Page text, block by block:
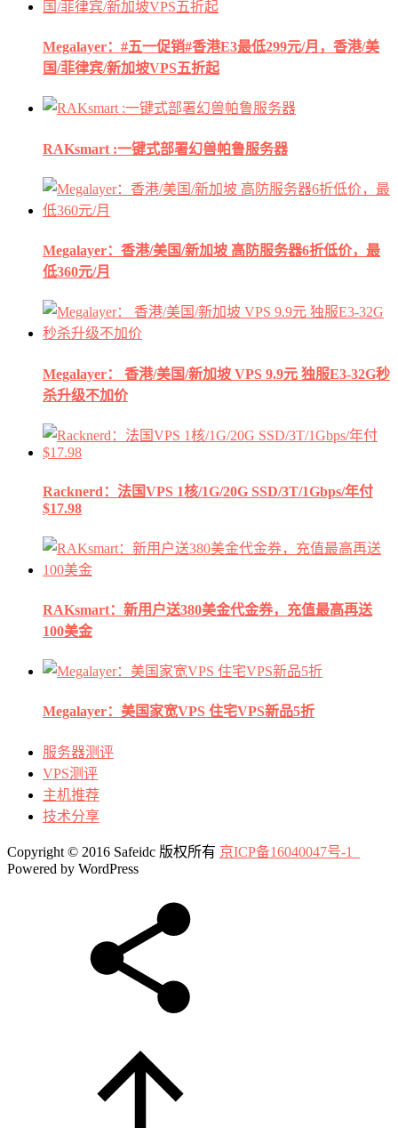
Megalayer：#五一促销#香港E3最低299元/月，香港/美
国/菲律宾/新加坡VPS五折起
RAKsmart :一键式部署幻兽帕鲁服务器
Megalayer：香港/美国/新加坡 高防服务器6折低价，最
低360元/月
Megalayer： 香港/美国/新加坡 VPS 9.9元 独服E3-32G秒
杀升级不加价
Racknerd：法国VPS 1核/1G/20G SSD/3T/1Gbps/年付
$17.98
RAKsmart：新用户送380美金代金券，充值最高再送
100美金
Megalayer：美国家宽VPS 住宅VPS新品5折
服务器测评
VPS测评
主机推荐
技术分享
Copyright © 2016 Safeidc 版权所有 京ICP备16040047号-1
Powered by WordPress